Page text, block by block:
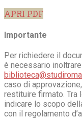
APRI PDF
Importante
Per richiedere il
è necessario
caso di
restituire firmato. Tra
indicare lo scopo
con il regolamento